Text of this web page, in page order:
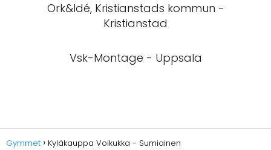
Ork&Idé, Kristianstads kommun -
Kristianstad
Vsk-Montage - Uppsala
Gymmet Kyläkauppa Voikukka - Sumiainen